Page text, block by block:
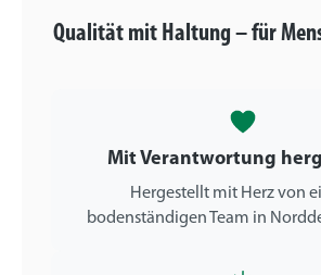
Qualität mit Haltung – für
Mit Verantwortung
Hergestellt mit Herz von
bodenständigen Team in